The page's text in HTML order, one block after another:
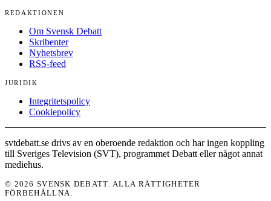
REDAKTIONEN
Om Svensk Debatt
Skribenter
Nyhetsbrev
RSS-feed
JURIDIK
Integritetspolicy
Cookiepolicy
svtdebatt.se drivs av en oberoende redaktion och har ingen koppling
till Sveriges Television (SVT), programmet Debatt eller något annat
mediehus.
© 2026 SVENSK DEBATT. ALLA RÄTTIGHETER
FÖRBEHÅLLNA.